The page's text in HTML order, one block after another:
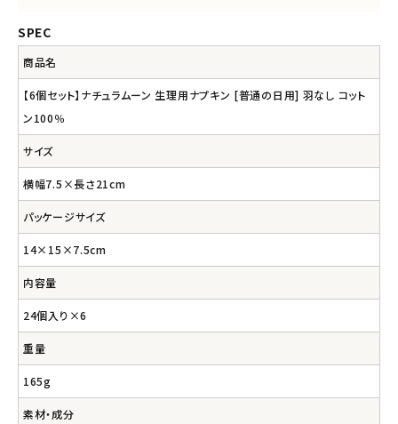
SPEC
商品名
【6個セット】ナチュラムーン 生理用ナプキン [普通の日用] 羽なし コット
ン100％
サイズ
横幅7.5×長さ21cm
パッケージサイズ
14×15×7.5cm
内容量
24個入り×6
重量
165g
素材・成分